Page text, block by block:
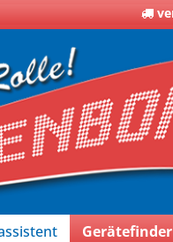
Gerätefinder